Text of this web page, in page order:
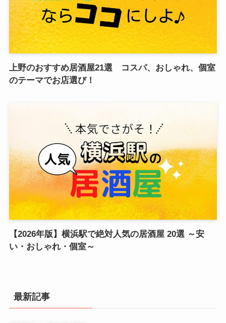
上野のおすすめ居酒屋21選 コスパ、おしゃれ、個室
のテーマでお店選び！
【2026年版】横浜駅で絶対人気の居酒屋 20選 ～安
い・おしゃれ・個室～
最新記事